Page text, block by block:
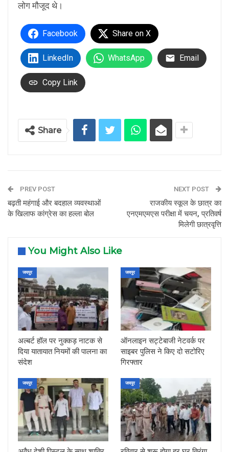
लोग मौजूद थे।
Facebook Share on X
LinkedIn WhatsApp Email
Copy Link
Share
PREV POST
बढ़ती महंगाई और बदहाल व्यवस्थाओं
के खिलाफ कांग्रेस का हल्ला बोल
NEXT POST
राजकीय स्कूल के छात्र का
एनएमएमएस परीक्षा में चयन, प्रतिवर्ष
मिलेगी छात्रवृत्ति
You Might Also Like
जयपुर
अल्बर्ट हॉल पर नुक्कड़ नाटक से
दिया यातायात नियमों की पालना का
संदेश
जयपुर
ऑनलाइन सट्टेबाजी नेटवर्क पर
साइबर पुलिस ने किए दो सटोरिए
गिरफ्तार
जयपुर जयपुर